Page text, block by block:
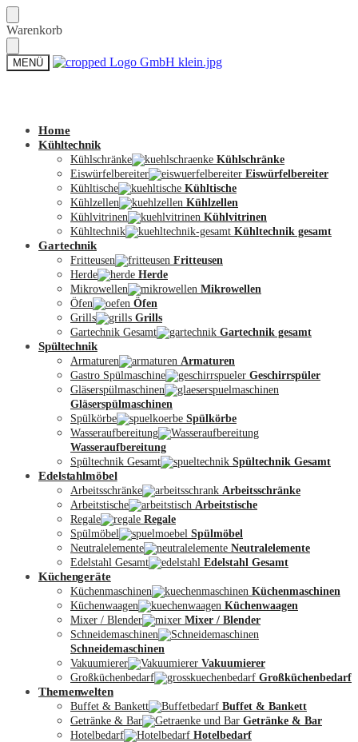
Skip
to
navigation
Skip
to
content
Warenkorb
MENÜ
Zum Shop
Kontakt
Home
Kühltechnik
Kühlschränke
Kühlschränke
Eiswürfelbereiter
Eiswürfelbereiter
Kühltische
Kühltische
Kühlzellen
Kühlzellen
Kühlvitrinen
Kühlvitrinen
Kühltechnik
Kühltechnik gesamt
Gartechnik
Fritteusen
Fritteusen
Herde
Herde
Mikrowellen
Mikrowellen
Öfen
Öfen
Grills
Grills
Gartechnik Gesamt
Gartechnik gesamt
Spültechnik
Armaturen
Armaturen
Gastro Spülmaschine
Geschirrspüler
Gläserspülmaschinen
Gläserspülmaschinen
Spülkörbe
Spülkörbe
Wasseraufbereitung
Wasseraufbereitung
Spültechnik Gesamt
Spültechnik Gesamt
Edelstahlmöbel
Arbeitsschränke
Arbeitsschränke
Arbeitstische
Arbeitstische
Regale
Regale
Spülmöbel
Spülmöbel
Neutralelemente
Neutralelemente
Edelstahl Gesamt
Edelstahl Gesamt
Küchengeräte
Küchenmaschinen
Küchenmaschinen
Küchenwaagen
Küchenwaagen
Mixer / Blender
Mixer / Blender
Schneidemaschinen
Schneidemaschinen
Vakuumierer
Vakuumierer
Großküchenbedarf
Großküchenbedarf
Themenwelten
Buffet & Bankett
Buffet & Bankett
Getränke & Bar
Getränke & Bar
Hotelbedarf
Hotelbedarf